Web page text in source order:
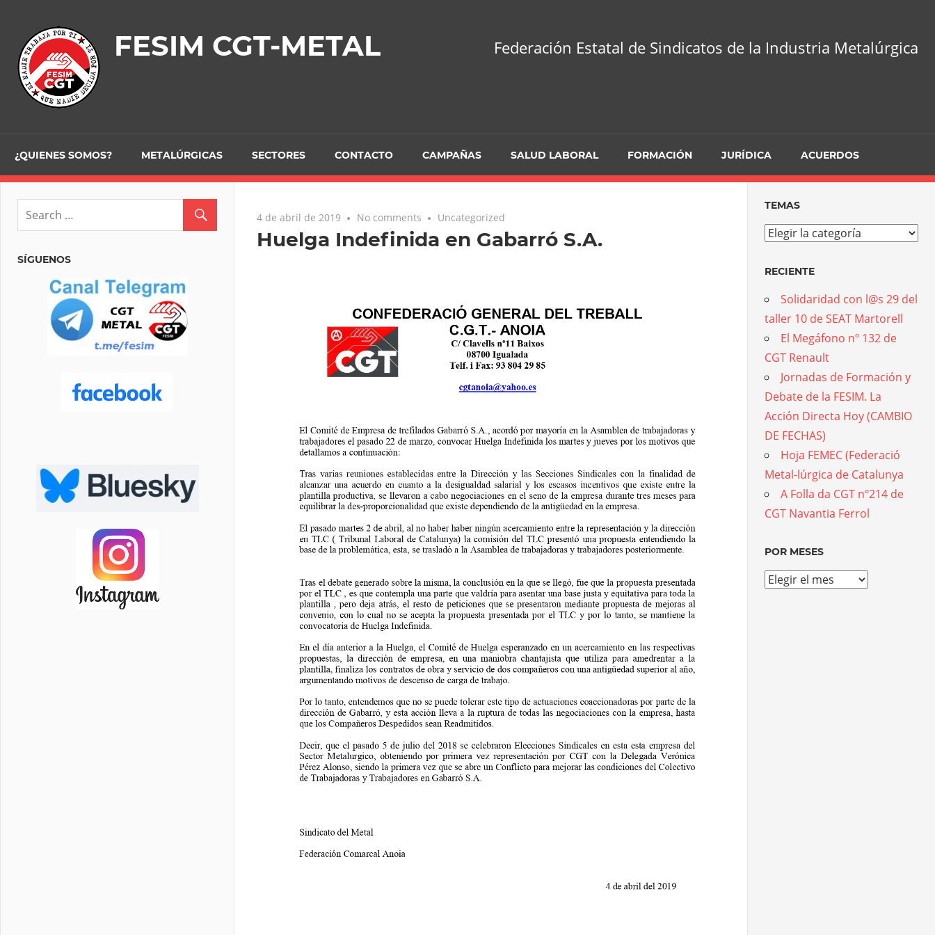
content
FESIM CGT-METAL Federación Estatal de Sindicatos de la Industria Metalúrgica
¿QUIENES SOMOS? METALÚRGICAS SECTORES CONTACTO CAMPAÑAS SALUD LABORAL FORMACIÓN JURÍDICA ACUERDOS
4 de abril de 2019 No comments Uncategorized
Huelga Indefinida en Gabarró S.A.
SÍGUENOS
TEMAS
Temas
RECIENTE
Solidaridad con l@s 29 del
taller 10 de SEAT Martorell
El Megáfono nº 132 de
CGT Renault
Jornadas de Formación y
Debate de la FESIM. La
Acción Directa Hoy (CAMBIO
DE FECHAS)
Hoja FEMEC (Federació
Metal-lúrgica de Catalunya
A Folla da CGT nº214 de
CGT Navantia Ferrol
POR MESES
Por